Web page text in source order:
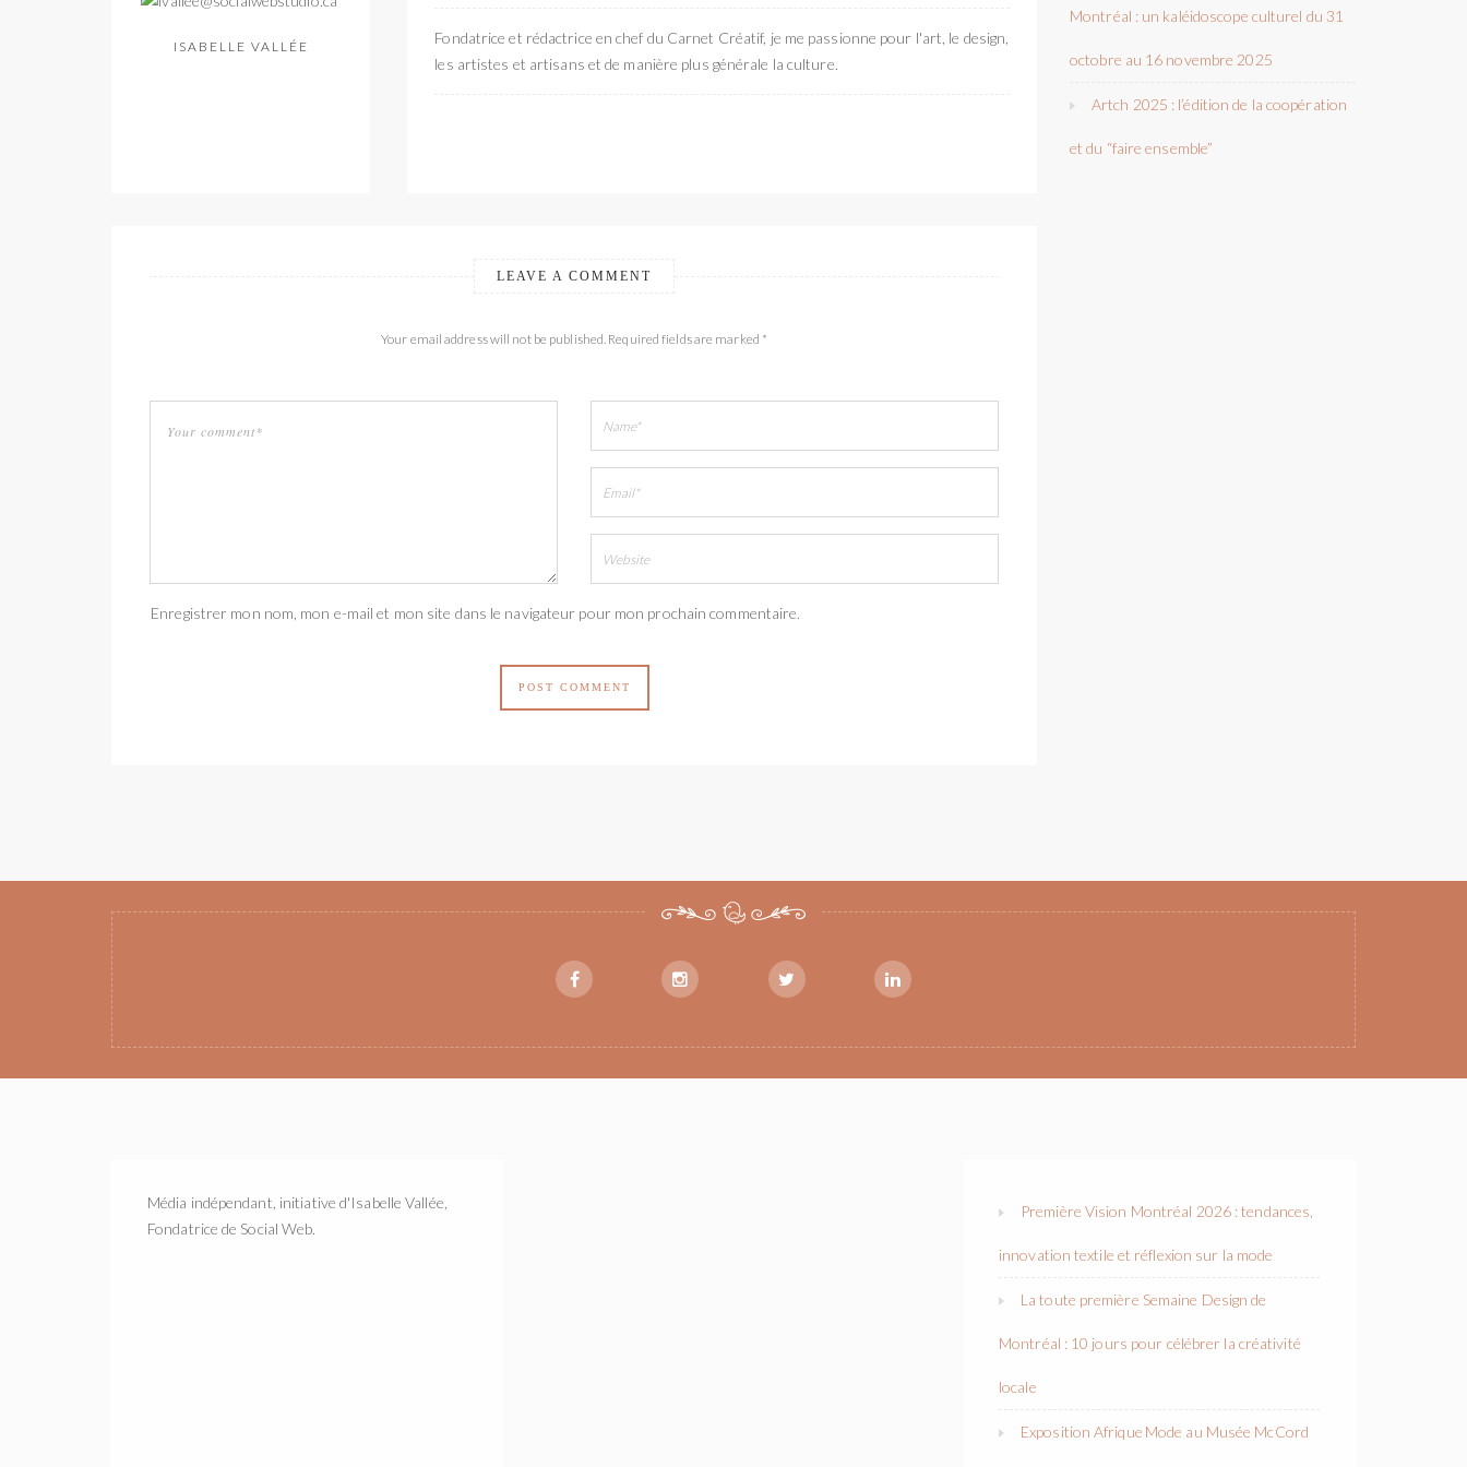
ISABELLE VALLÉE
Fondatrice et rédactrice en chef du Carnet Créatif, je me passionne pour l'art, le design,
les artistes et artisans et de manière plus générale la culture.
LEAVE A COMMENT
Your email address will not be published. Required fields are marked *
Enregistrer mon nom, mon e-mail et mon site dans le navigateur pour mon prochain commentaire.
Montréal : un kaléidoscope culturel du 31
octobre au 16 novembre 2025
Artch 2025 : l’édition de la coopération
et du “faire ensemble”
Média indépendant, initiative d'Isabelle Vallée,
Fondatrice de Social Web.
Première Vision Montréal 2026 : tendances,
innovation textile et réflexion sur la mode
La toute première Semaine Design de
Montréal : 10 jours pour célébrer la créativité
locale
Exposition Afrique Mode au Musée McCord